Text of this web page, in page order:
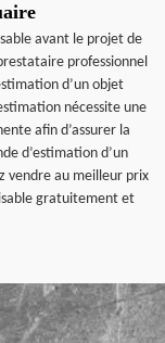
avant le projet de
professionnel
d’un objet
nécessite une
afin d’assurer la
d’estimation d’un
vendre au meilleur prix
gratuitement et